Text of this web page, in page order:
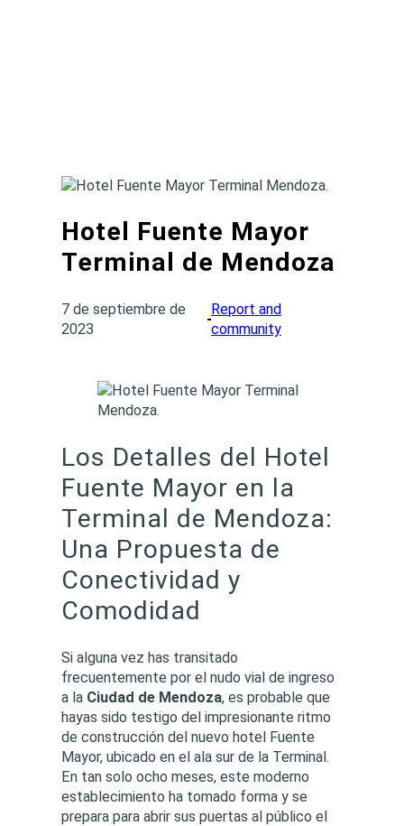
Hotel Fuente Mayor
Terminal de Mendoza
7 de septiembre de
2023
Report and
community
Los Detalles del Hotel
Fuente Mayor en la
Terminal de Mendoza:
Una Propuesta de
Conectividad y
Comodidad
Si alguna vez has transitado
frecuentemente por el nudo vial de ingreso
a la Ciudad de Mendoza, es probable que
hayas sido testigo del impresionante ritmo
de construcción del nuevo hotel Fuente
Mayor, ubicado en el ala sur de la Terminal.
En tan solo ocho meses, este moderno
establecimiento ha tomado forma y se
prepara para abrir sus puertas al público el